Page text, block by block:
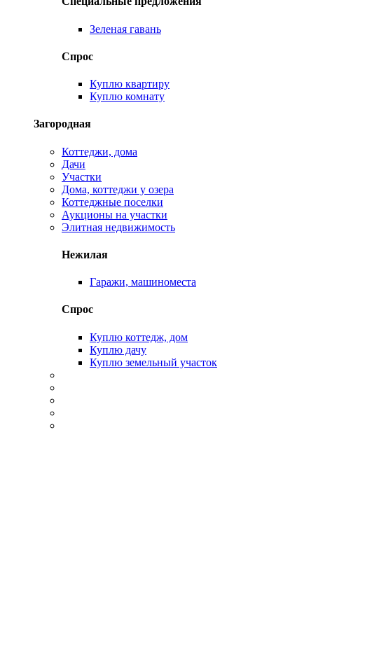
Зеленая гавань
Спрос
Куплю квартиру
Куплю комнату
Загородная
Коттеджи, дома
Дачи
Участки
Дома, коттеджи у озера
Коттеджные поселки
Аукционы на участки
Элитная недвижимость
Нежилая
Гаражи, машиноместа
Спрос
Куплю коттедж, дом
Куплю дачу
Куплю земельный участок